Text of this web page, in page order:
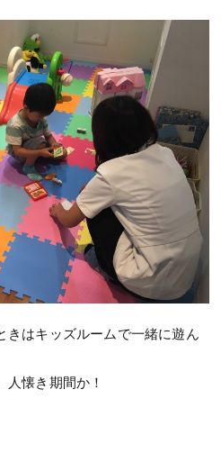
きはキッズルームで一緒に遊ん
人懐き期間か！